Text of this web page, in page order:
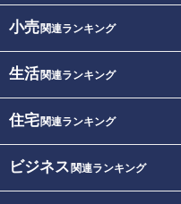
小売関連ランキング
生活関連ランキング
住宅関連ランキング
ビジネス 関連ランキング